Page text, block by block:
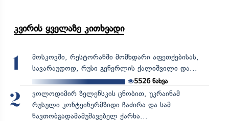
კვირის ყველაზე კითხვადი
1
მოსკოვში, რესტორანში მომხდარი აფეთქებისას,
სავარაუდოდ, რუსი გენერლის ქალიშვილი და...
5526ნახვა
2
ვოლოდიმირ ზელენსკის ცნობით, უკრაინამ
რუსული კონტეინერმზიდი ჩაძირა და სამ
ნავთობგადამამუშავებელ ქარხა...